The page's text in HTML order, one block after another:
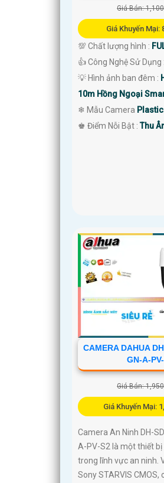
Giá Bán:
Giá Khuyến Mại:
💯 Chất lượng hình :
👍 Công Nghệ Sử Dụng :
💡 Hình ảnh ban đêm :
10m Hồng Ngoại
❄ Mẫu Camera
️♚ Điểm Nỗi Bật :Thu
CAMERA DAHUA
GN-A-
Giá Bán:
Giá Khuyến Mại:
Camera An Ninh DH-
A-PV-S2 là một thiết bị
trong lĩnh vực an ninh.
Sony STARVIS CMOS,